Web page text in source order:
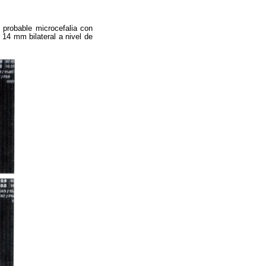
microcefalia con
mm bilateral a nivel de